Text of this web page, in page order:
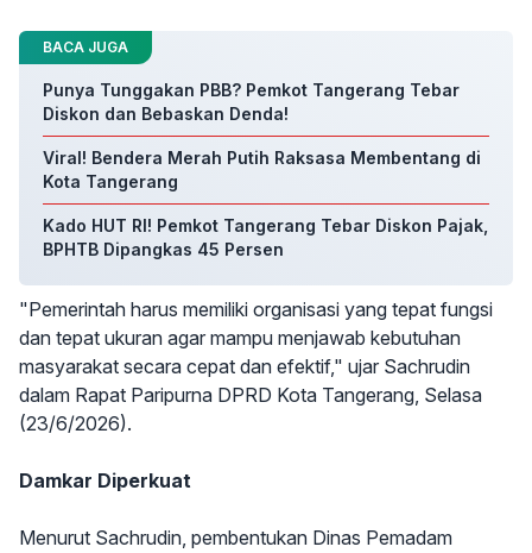
BACA JUGA
Punya Tunggakan PBB? Pemkot Tangerang Tebar
Diskon dan Bebaskan Denda!
Viral! Bendera Merah Putih Raksasa Membentang di
Kota Tangerang
Kado HUT RI! Pemkot Tangerang Tebar Diskon Pajak,
BPHTB Dipangkas 45 Persen
"Pemerintah harus memiliki organisasi yang tepat fungsi
dan tepat ukuran agar mampu menjawab kebutuhan
masyarakat secara cepat dan efektif," ujar Sachrudin
dalam Rapat Paripurna DPRD Kota Tangerang, Selasa
(23/6/2026).
Damkar Diperkuat
Menurut Sachrudin, pembentukan Dinas Pemadam